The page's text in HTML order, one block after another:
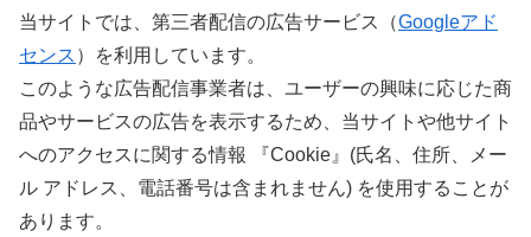
当サイトでは、第三者配信の広告サービス（Googleアド
センス ）を利用しています。
このような広告配信事業者は、ユーザーの興味に応じた商
品やサービスの広告を表示するため、当サイトや他サイト
へのアクセスに関する情報 『Cookie』(氏名、住所、メー
ル アドレス、電話番号は含まれません) を使用することが
あります。